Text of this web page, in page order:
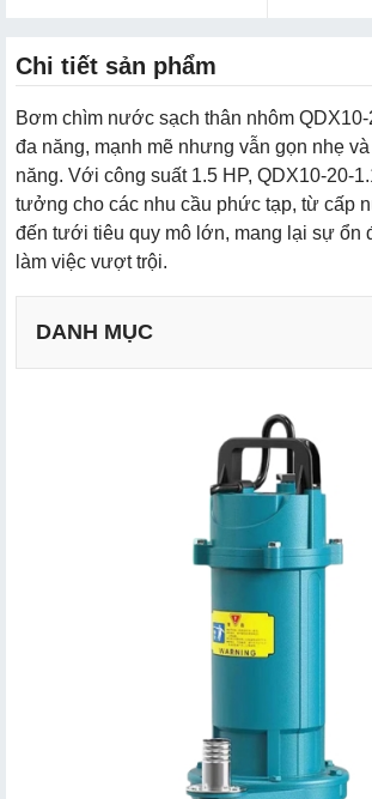
Chi tiết sản phẩm
Bơm chìm nước sạch thân nhôm QDX10-
đa năng, mạnh mẽ nhưng vẫn gọn nhẹ
năng. Với công suất 1.5 HP, QDX10-20-
tưởng cho các nhu cầu phức tạp, từ cấp
đến tưới tiêu quy mô lớn, mang lại sự ổn
làm việc vượt trội.
DANH MỤC
b. Sử dụng trong xây dựng và công